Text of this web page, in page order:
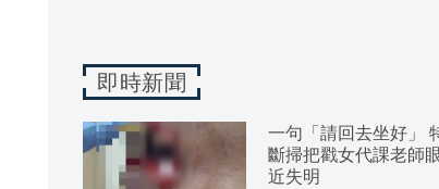
即時新聞
一句「請回去坐好」 特教生持
斷掃把戳女代課老師
近失明